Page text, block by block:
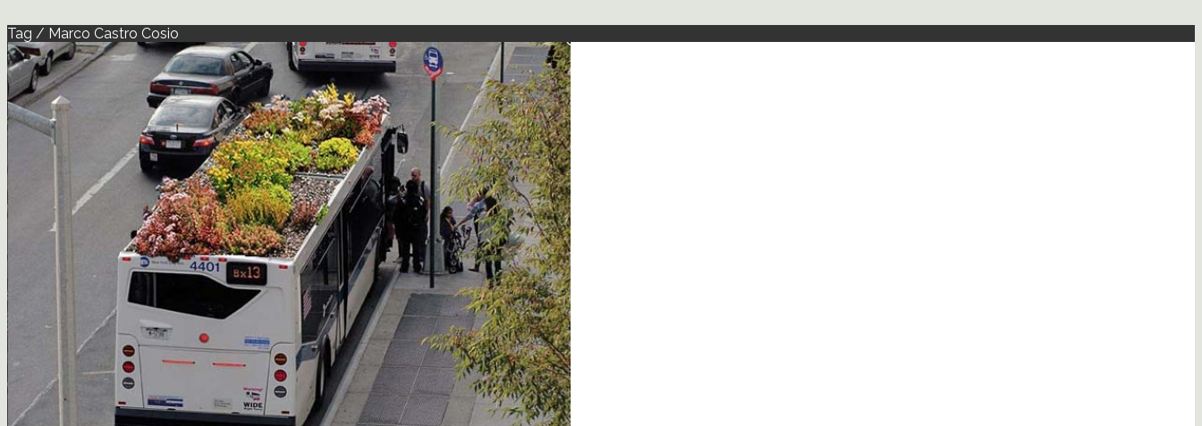
Tag / Marco Castro Cosio